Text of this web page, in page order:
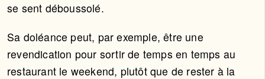
se sent déboussolé.
Sa doléance peut, par exemple, être une
revendication pour sortir de temps en temps au
restaurant le weekend, plutôt que de rester à la